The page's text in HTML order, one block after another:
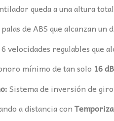
queda a una altura
palas de ABS que alcanzan un
6 velocidades regulables que
mínimo de tan solo 16 dB
Sistema de inversión de
a distancia con